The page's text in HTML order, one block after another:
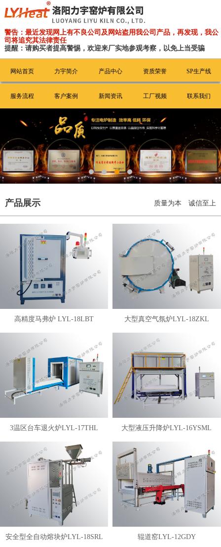
警告：最近发现网上有不良公司及网站盗用我公司产品，再发现，我公
司将追究其法律责任
提醒：请购买者提高警惕，欢迎来厂实地参观考察，以免上当受骗
网站首页 力宇简介 产品中心 资质荣誉 SP生产线
服务流程 客户案例 新闻资讯 工厂视频 联系我们
产品展示 质量为本 诚信至上
高精度马弗炉 LYL-18LBT 大型真空气氛炉LYL-18ZKL
3温区台车退火炉LYL-17THL 大型液压升降炉LYL-16YSML
安全型全自动熔块炉LYL-18SRL 辊道窑LYL-12GDY